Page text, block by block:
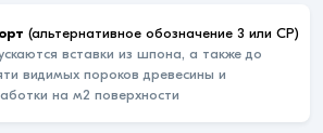
(альтернативное обозначение 3 или СР)
вставки из шпона, а также до
видимых пороков древесины и
на м2 поверхности